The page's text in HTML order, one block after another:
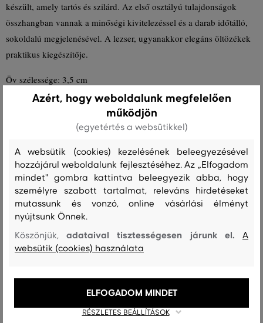
készült, amely tartós és szilárd. Az első osztályú tulajdonságok
összhangban vannak a minőségi kivitelezéssel és a darab időtálló,
sokoldalú megjelenésével. A lezser, ugyanakkor elegáns öltözékek
praktikus kiegészítője.
Öv szélessége: 3,5 cm
Termék kódja9940155-723-GC-274
Összetétel
felső anyag
MARHABŐR
100 %
Kezelési útmutató
SZÁRÍTÁS VASALÁS
Azért, hogy weboldalunk megfelelően
működjön
(egyetértés a websütikkel)
A websütik (cookies) kezelésének beleegyezésével
hozzájárul weboldalunk fejlesztéséhez. Az „Elfogadom
mindet" gombra kattintva beleegyezik abba, hogy
személyre szabott tartalmat, releváns hirdetéseket
mutassunk és vonzó, online vásárlási élményt
nyújtsunk Önnek.
Köszönjük,adataival tisztességesen járunk el.A
websütik (cookies) használata
RÉSZLETES BEÁLLÍTÁSOK
ELFOGADOM MINDET